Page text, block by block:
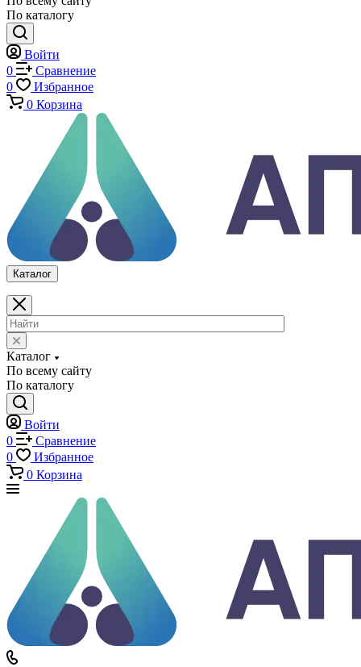
Копры маятниковые
Оснастка и приспособления для испытаний
Испытательные прессы
Специализированные машины
Климатические камеры
Механические толщиномеры защитных покрытий
Аттестация испытательного оборудования
Калибровка средств измерений
Каталог
По всему сайту
По каталогу
Войти
0
Сравнение
0
Избранное
0
Каталог
Каталог
По всему сайту
По каталогу
Войти
0
Сравнение
0
Избранное